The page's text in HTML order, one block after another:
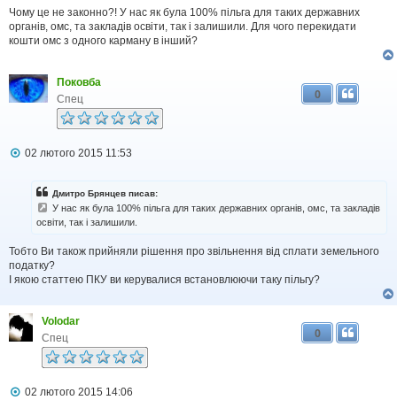
н
н
я
Чому це не законно?! У нас як була 100% пільга для таких державних
органів, омс, та закладів освіти, так і залишили. Для чого перекидати
кошти омс з одного карману в інший?
Поковба
Спец
0
П
е
н
н
02 лютого 2015 11:53
Дмитро Брянцев писав:
У нас як була 100% пільга для таких державних органів, омс, та закладів
освіти, так і залишили.
Тобто Ви також прийняли рішення про звільнення від сплати земельного
податку?
І якою статтею ПКУ ви керувалися встановлюючи таку пільгу?
Volodar
Спец
0
П
02 лютого 2015 14:06